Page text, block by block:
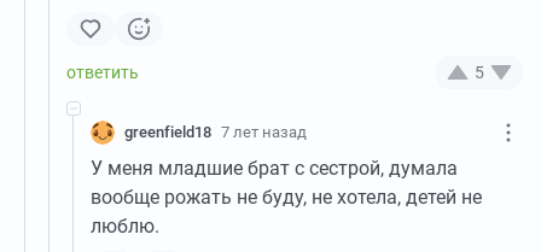
5
greenfield18 7 лет назад
У меня младшие брат с сестрой, думала
вообще рожать не буду, не хотела, детей не
люблю.